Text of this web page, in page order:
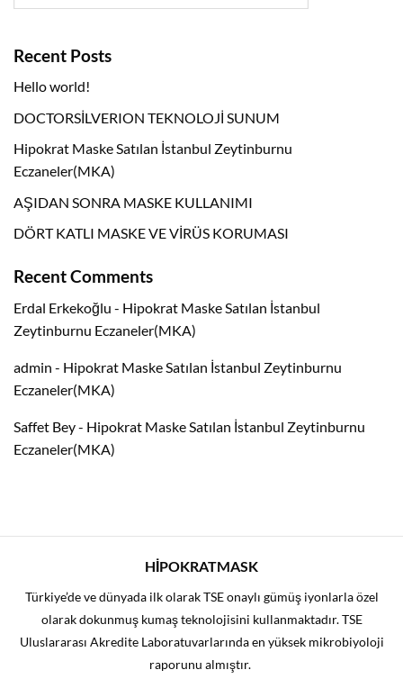
Recent Posts
Hello world!
DOCTORSİLVERION TEKNOLOJİ SUNUM
Hipokrat Maske Satılan İstanbul Zeytinburnu
Eczaneler(MKA)
AŞIDAN SONRA MASKE KULLANIMI
DÖRT KATLI MASKE VE VİRÜS KORUMASI
Recent Comments
Erdal Erkekoğlu - Hipokrat Maske Satılan İstanbul
Zeytinburnu Eczaneler(MKA)
admin - Hipokrat Maske Satılan İstanbul Zeytinburnu
Eczaneler(MKA)
Saffet Bey- Hipokrat Maske Satılan İstanbul Zeytinburnu
Eczaneler(MKA)
HİPOKRATMASK
Türkiye’de ve dünyada ilk olarak TSE onaylı gümüş iyonlarla özel
olarak dokunmuş kumaş teknolojisini kullanmaktadır. TSE
Uluslararası Akredite Laboratuvarlarında en yüksek mikrobiyoloji
raporunu almıştır.